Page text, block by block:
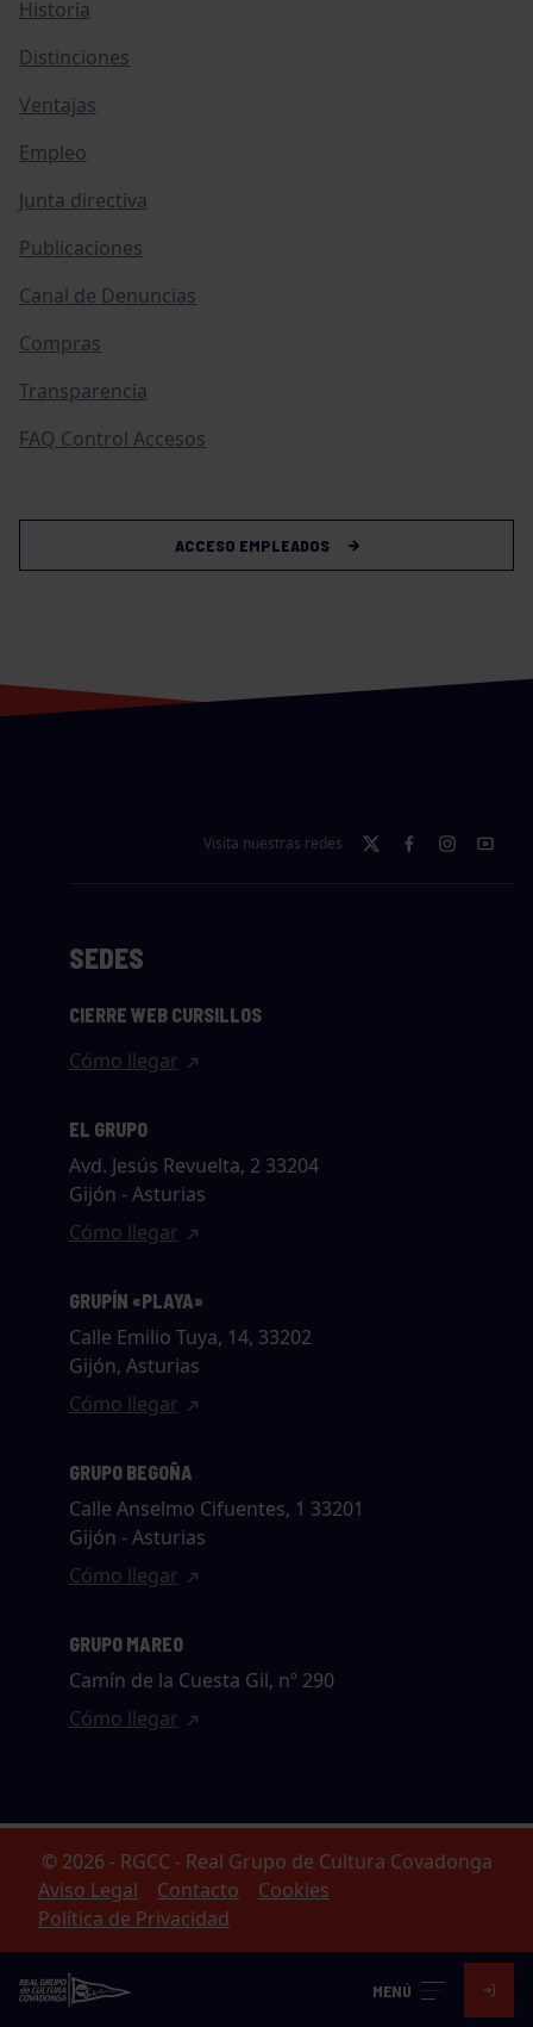
MENÚ
Historia
Distinciones
Ventajas
Empleo
Junta directiva
Publicaciones
Canal de Denuncias
Compras
Transparencia
FAQ Control Accesos
ACCESO EMPLEADOS
Visita nuestras redes
SEDES
CIERRE WEB CURSILLOS
Cómo llegar
EL GRUPO
Avd. Jesús Revuelta, 2 33204
Gijón - Asturias
Cómo llegar
GRUPÍN «PLAYA»
Calle Emilio Tuya, 14, 33202
Gijón, Asturias
Cómo llegar
GRUPO BEGOÑA
Calle Anselmo Cifuentes, 1 33201
Gijón - Asturias
Cómo llegar
GRUPO MAREO
Camín de la Cuesta Gil, nº 290
Cómo llegar
© 2026 - RGCC - Real Grupo de Cultura Covadonga
Aviso Legal
Contacto
Cookies
Política de Privacidad